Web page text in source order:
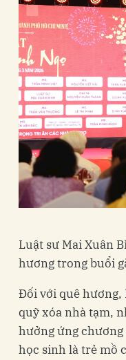
Luật sư Mai Xuân
hương trong buổi
Đối với quê hương,
quỹ xóa nhà tạm,
hưởng ứng
học sinh là trẻ mồ